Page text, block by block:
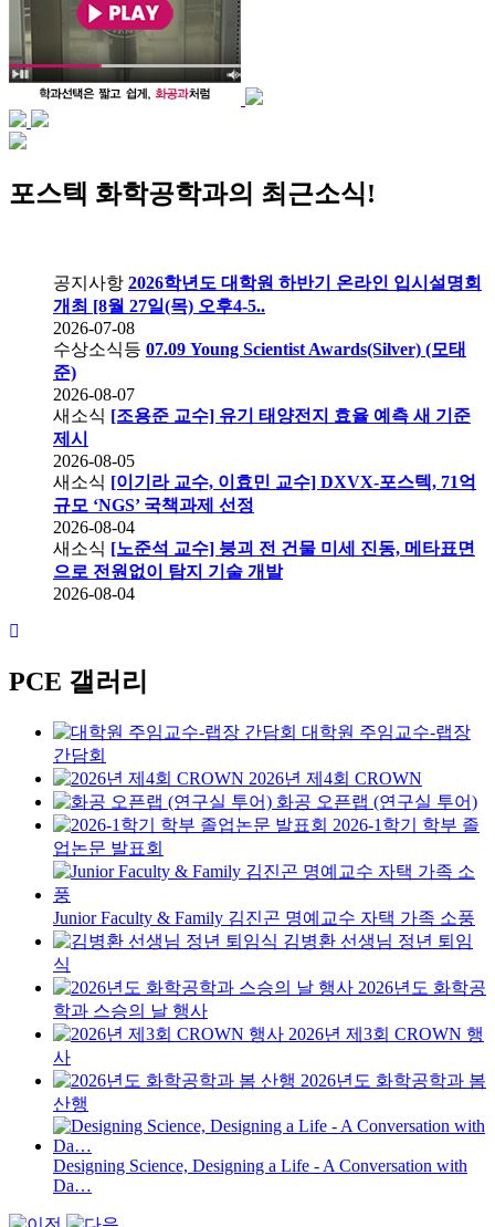
포스텍 화학공학과의 최근소식!
공지사항 2026학년도 대학원 하반기 온라인 입시설명회
개최 [8월 27일(목) 오후4-5..
2026-07-08
수상소식등 07.09 Young Scientist Awards(Silver) (모태
준)
2026-08-07
새소식 [조용준 교수] 유기 태양전지 효율 예측 새 기준
제시
2026-08-05
새소식 [이기라 교수, 이효민 교수] DXVX-포스텍, 71억
규모 ‘NGS’ 국책과제 선정
2026-08-04
새소식 [노준석 교수] 붕괴 전 건물 미세 진동, 메타표면
으로 전원없이 탐지 기술 개발
2026-08-04
PCE 갤러리
대학원 주임교수-랩장
간담회
2026년 제4회 CROWN
화공 오픈랩 (연구실 투어)
2026-1학기 학부 졸
업논문 발표회
Junior Faculty & Family 김진곤 명예교수 자택 가족 소풍
김병환 선생님 정년 퇴임
식
2026년도 화학공
학과 스승의 날 행사
2026년 제3회 CROWN 행
사
2026년도 화학공학과 봄
산행
Designing Science, Designing a Life - A Conversation with
Da…